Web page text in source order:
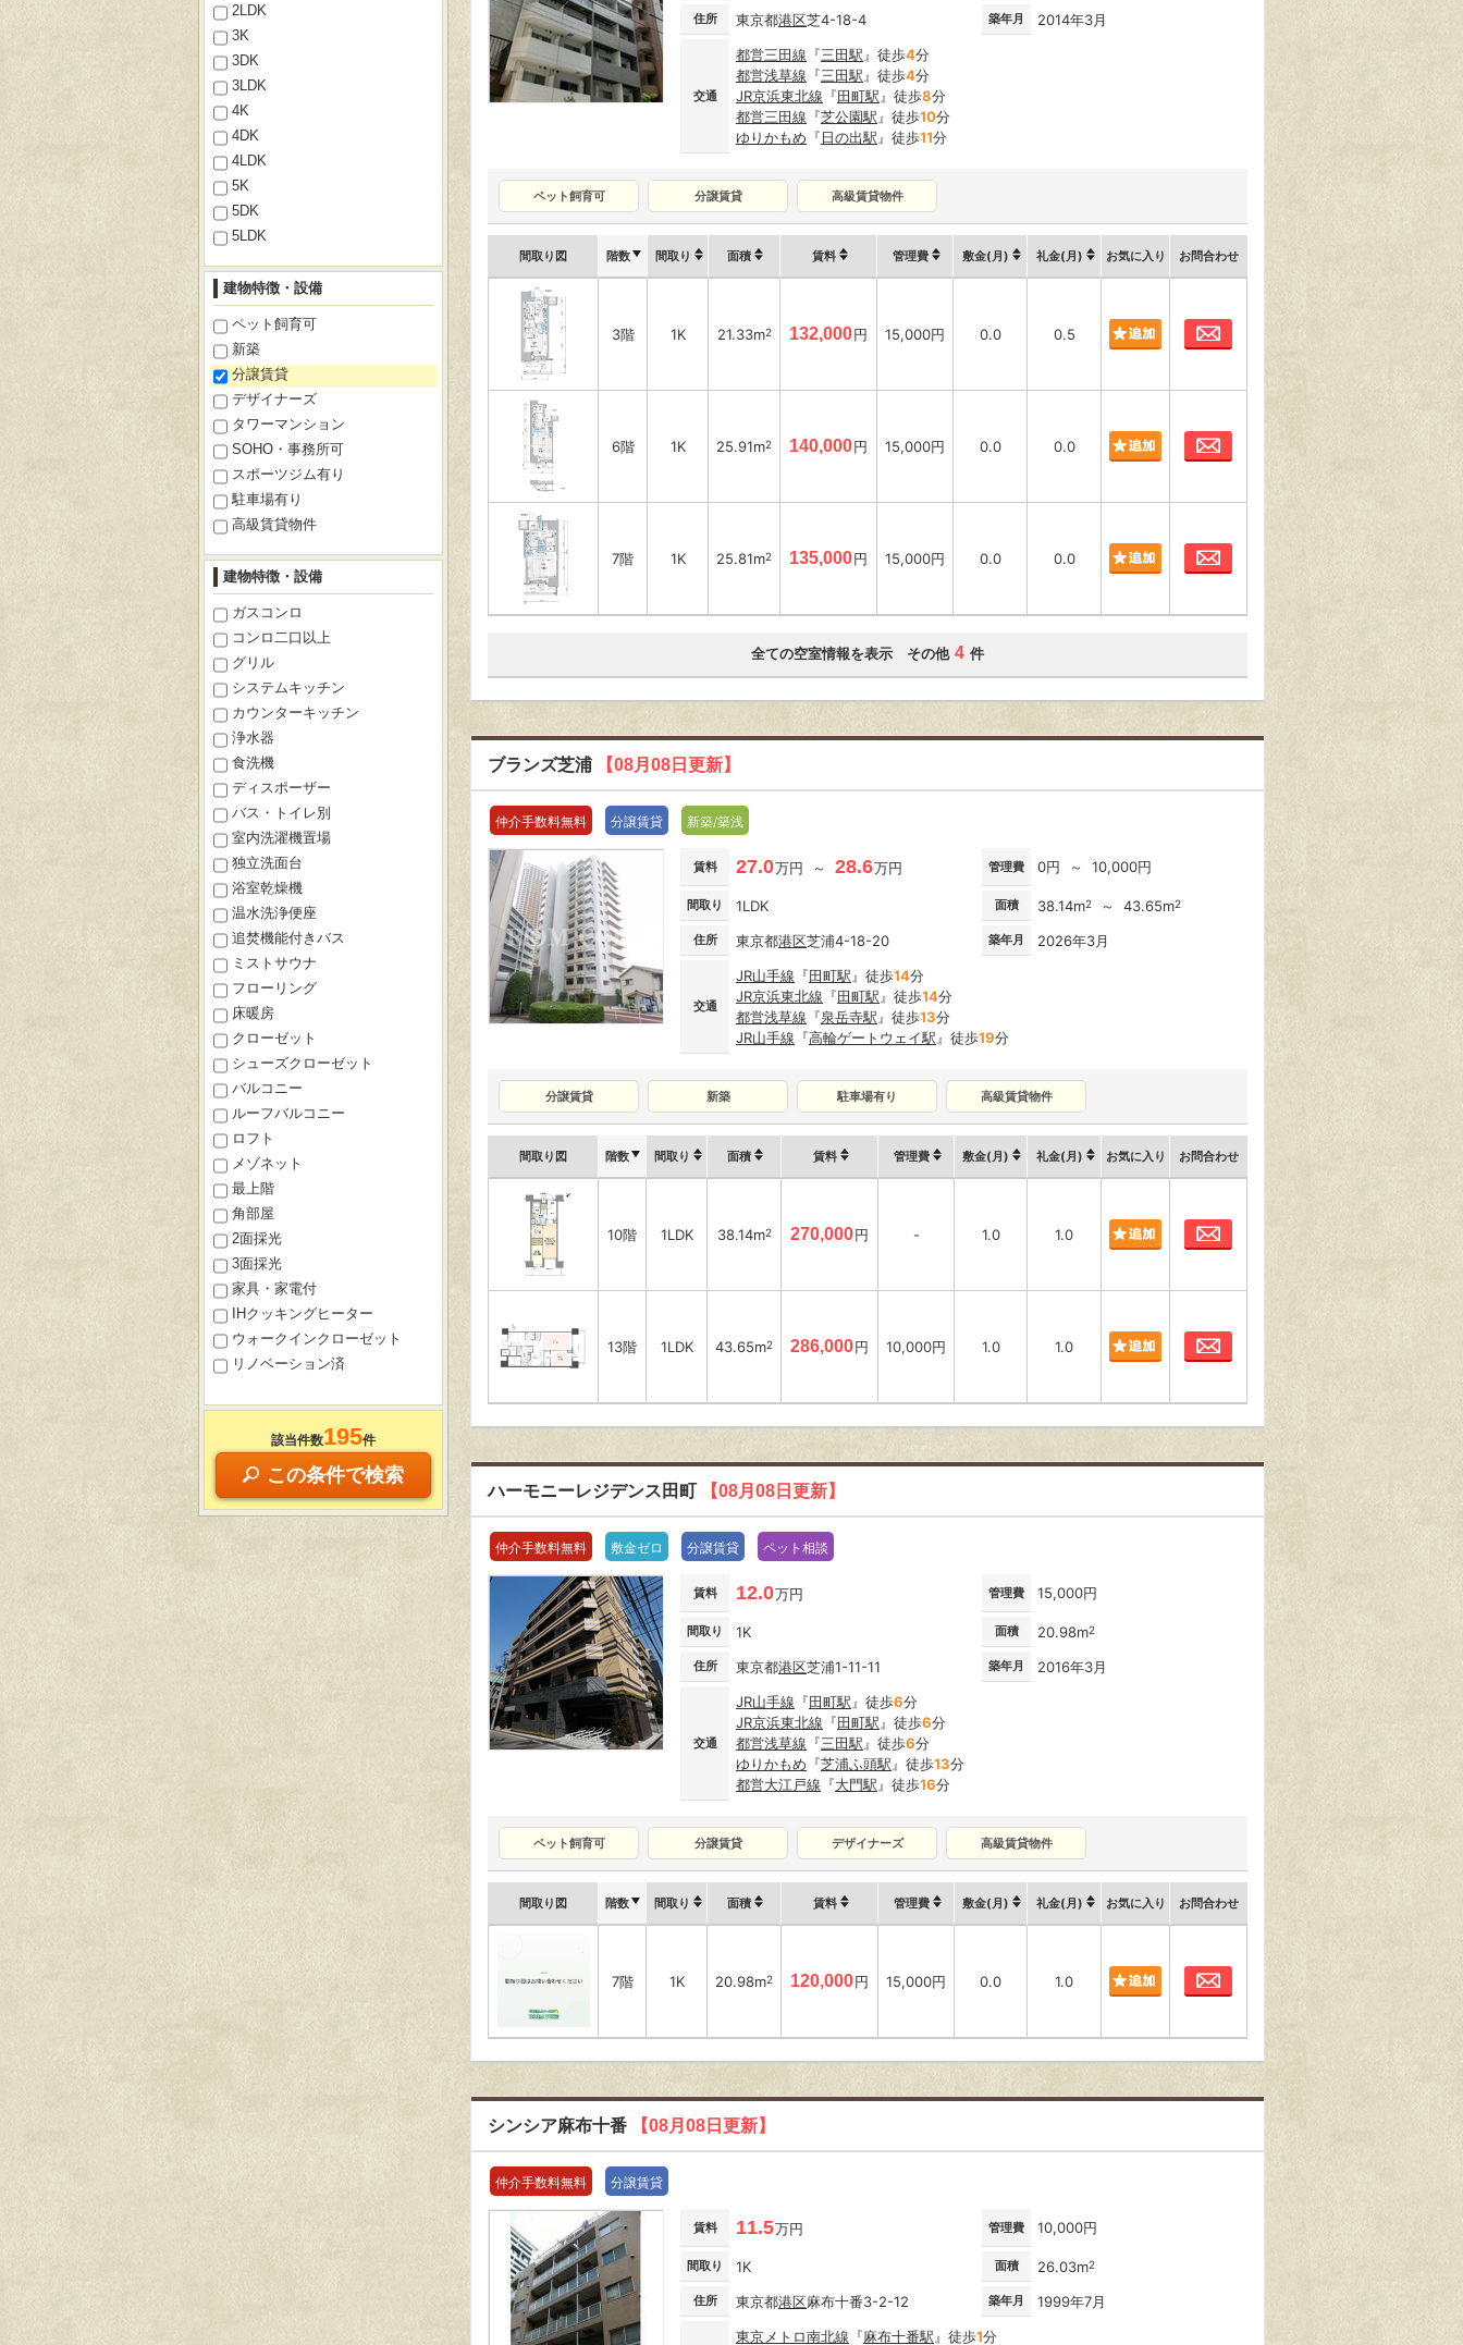
2LDK
3K
3DK
3LDK
4K
4DK
4LDK
5K
5DK
5LDK
建物特徴・設備
ペット飼育可
新築
分譲賃貸
デザイナーズ
タワーマンション
SOHO・事務所可
スポーツジム有り
駐車場有り
高級賃貸物件
建物特徴・設備
ガスコンロ
コンロ二口以上
グリル
システムキッチン
カウンターキッチン
浄水器
食洗機
ディスポーザー
バス・トイレ別
室内洗濯機置場
独立洗面台
浴室乾燥機
温水洗浄便座
追焚機能付きバス
ミストサウナ
フローリング
床暖房
クローゼット
シューズクローゼット
バルコニー
ルーフバルコニー
ロフト
メゾネット
最上階
角部屋
2面採光
3面採光
家具・家電付
IHクッキングヒーター
ウォークインクローゼット
リノベーション済
該当件数195件
この条件で検索
住所 東京都港区芝4-18-4 築年月 2014年3月
交通
都営三田線 『三田駅 』徒歩4分
都営浅草線 『三田駅 』徒歩4分
JR京浜東北線 『田町駅 』徒歩8分
都営三田線 『芝公園駅 』徒歩10分
ゆりかもめ 『日の出駅 』徒歩11分
ペット飼育可 分譲賃貸 高級賃貸物件
間取り図 階数 間取り 面積 賃料 管理費 敷金(月) 礼金(月) お気に入り お問合わせ
3階 1K 21.33m2 132,000円 15,000円 0.0 0.5 お問合わせ
6階 1K 25.91m2 140,000円 15,000円 0.0 0.0 お問合わせ
7階 1K 25.81m2 135,000円 15,000円 0.0 0.0
全ての空室情報を表示 その他 4 件
ブランズ芝浦 【08月08日更新】
仲介手数料無料 分譲賃貸 新築/築浅
賃料 27.0万円 ～ 28.6万円 管理費 0円 ～ 10,000円
間取り 1LDK 面積 38.14m2 ～ 43.65m2
住所 東京都港区芝浦4-18-20 築年月 2026年3月
交通
JR山手線 『田町駅 』徒歩14分
JR京浜東北線 『田町駅 』徒歩14分
都営浅草線 『泉岳寺駅 』徒歩13分
JR山手線 『高輪ゲートウェイ駅 』徒歩19分
分譲賃貸 新築 駐車場有り 高級賃貸物件
間取り図 階数 間取り 面積 賃料 管理費 敷金(月) 礼金(月) お気に入り お問合わせ
10階 1LDK 38.14m2 270,000円 - 1.0 1.0
13階 1LDK 43.65m2 286,000円 10,000円 1.0 1.0
ハーモニーレジデンス田町 【08月08日更新】
仲介手数料無料 敷金ゼロ 分譲賃貸 ペット相談
賃料 12.0万円 管理費 15,000円
間取り 1K 面積 20.98m2
住所 東京都港区芝浦1-11-11 築年月 2016年3月
交通
JR山手線 『田町駅 』徒歩6分
JR京浜東北線 『田町駅 』徒歩6分
都営浅草線 『三田駅 』徒歩6分
ゆりかもめ 『芝浦ふ頭駅 』徒歩13分
都営大江戸線 『大門駅 』徒歩16分
ペット飼育可 分譲賃貸 デザイナーズ 高級賃貸物件
間取り図 階数 間取り 面積 賃料 管理費 敷金(月) 礼金(月) お気に入り お問合わせ
7階 1K 20.98m2 120,000円 15,000円 0.0 1.0 お問合わせ
シンシア麻布十番 【08月08日更新】
仲介手数料無料 分譲賃貸
賃料 11.5万円 管理費 10,000円
間取り 1K 面積 26.03m2
住所 東京都港区麻布十番3-2-12 築年月
1999年7月
東京メトロ南北線 『麻布十番駅 』徒歩1分